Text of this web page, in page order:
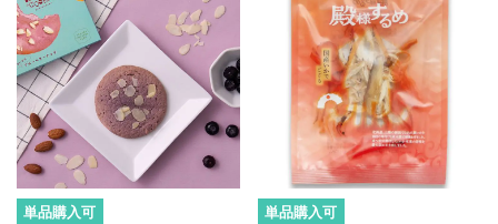
単品購入可
単品購入可